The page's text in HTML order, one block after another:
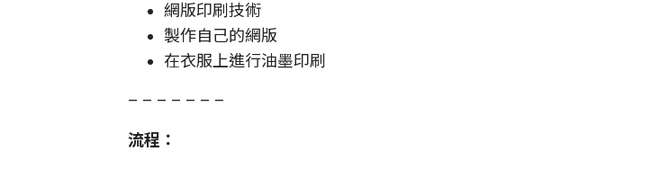
網版印刷技術
製作自己的網版
在衣服上進行油墨印刷
– – – – – – –
流程：